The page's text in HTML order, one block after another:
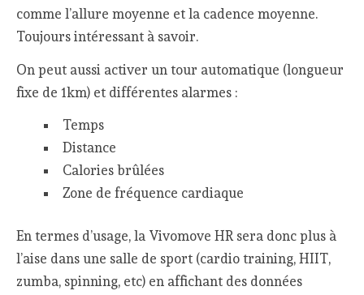
comme l’allure moyenne et la cadence moyenne.
Toujours intéressant à savoir.
On peut aussi activer un tour automatique (longueur
fixe de 1km) et différentes alarmes :
Temps
Distance
Calories brûlées
Zone de fréquence cardiaque
En termes d’usage, la Vivomove HR sera donc plus à
l’aise dans une salle de sport (cardio training, HIIT,
zumba, spinning, etc) en affichant des données